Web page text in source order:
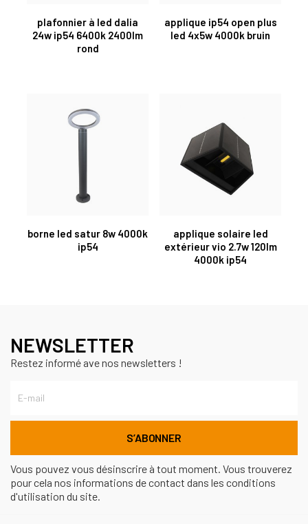
plafonnier à led dalia
24w ip54 6400k 2400lm
rond
applique ip54 open plus
led 4x5w 4000k bruin
borne led satur 8w 4000k
ip54
applique solaire led
extérieur vio 2.7w 120lm
4000k ip54
NEWSLETTER
Restez informé ave nos newsletters !
Vous pouvez vous désinscrire à tout moment. Vous trouverez
pour cela nos informations de contact dans les conditions
d'utilisation du site.